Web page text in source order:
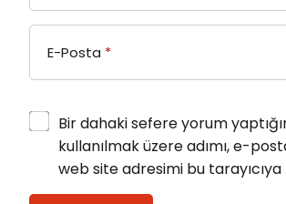
E-Posta *
Bir dahaki sefere yorum
kullanılmak üzere adımı, e-
web site adresimi bu